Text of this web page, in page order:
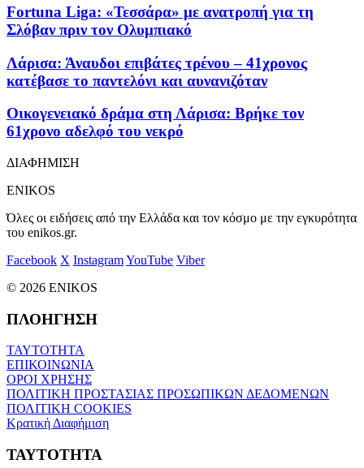
Fortuna Liga: «Τεσσάρα» με ανατροπή για τη
Σλόβαν πριν τον Ολυμπιακό
Λάρισα: Άναυδοι επιβάτες τρένου – 41χρονος
κατέβασε το παντελόνι και αυνανιζόταν
Οικογενειακό δράμα στη Λάρισα: Βρήκε τον
61χρονο αδελφό του νεκρό
ΔΙΑΦΗΜΙΣΗ
ENIKOS
Όλες οι ειδήσεις από την Ελλάδα και τον κόσμο με την εγκυρότητα
του enikos.gr.
Facebook X InstagramYouTube Viber
© 2026 ENIKOS
ΠΛΟΗΓΗΣΗ
ΤΑΥΤΟΤΗΤΑ
ΕΠΙΚΟΙΝΩΝΙΑ
ΟΡΟΙ ΧΡΗΣΗΣ
ΠΟΛΙΤΙΚΗ ΠΡΟΣΤΑΣΙΑΣ ΠΡΟΣΩΠΙΚΩΝ ΔΕΔΟΜΕΝΩΝ
ΠΟΛΙΤΙΚΗ COOKIES
Κρατική Διαφήμιση
ΤΑΥΤΟΤΗΤΑ